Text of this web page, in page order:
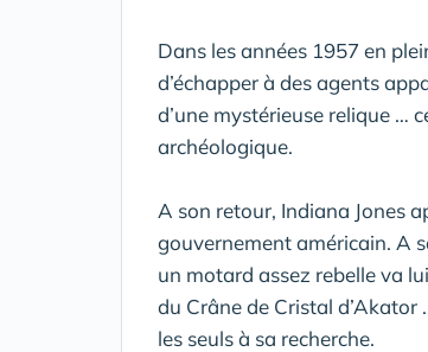
Dans les années 1957 en
d’échapper à des agents
d’une mystérieuse relique …
archéologique.
A son retour, Indiana Jones
gouvernement américain. A
un motard assez rebelle va
du Crâne de Cristal d’Akator
les seuls à sa recherche.